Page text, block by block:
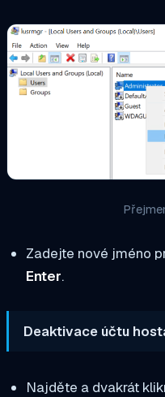
Zadejte nové jméno
Enter.
Deaktivace účtu
Najděte a dvakrát